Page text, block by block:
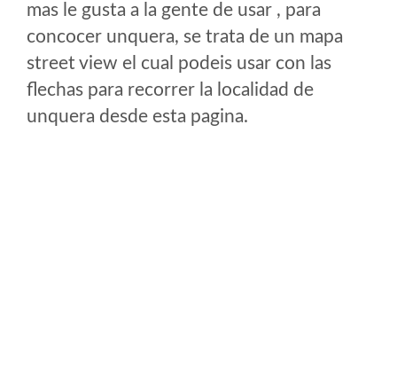
mas le gusta a la gente de usar , para
concocer unquera, se trata de un mapa
street view el cual podeis usar con las
flechas para recorrer la localidad de
unquera desde esta pagina.